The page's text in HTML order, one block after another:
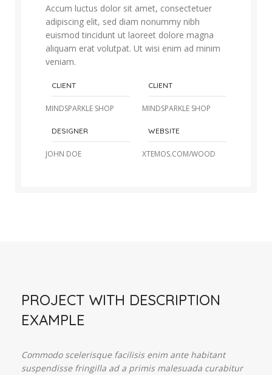
Accum luctus dolor sit amet, consectetuer
adipiscing elit, sed diam nonummy nibh
euismod tincidunt ut laoreet dolore magna
aliquam erat volutpat. Ut wisi enim ad minim
veniam.
CLIENT
MINDSPARKLE SHOP
CLIENT
MINDSPARKLE SHOP
DESIGNER
JOHN DOE
WEBSITE
XTEMOS.COM/WOOD
PROJECT WITH DESCRIPTION
EXAMPLE
Commodo scelerisque facilisis enim ante habitant
suspendisse fringilla ad a primis malesuada curabitur